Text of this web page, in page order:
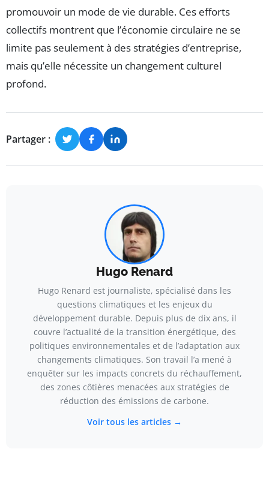
promouvoir un mode de vie durable. Ces efforts
collectifs montrent que l’économie circulaire ne se
limite pas seulement à des stratégies d’entreprise,
mais qu’elle nécessite un changement culturel
profond.
Partager :
Hugo Renard
Hugo Renard est journaliste, spécialisé dans les
questions climatiques et les enjeux du
développement durable. Depuis plus de dix ans, il
couvre l’actualité de la transition énergétique, des
politiques environnementales et de l’adaptation aux
changements climatiques. Son travail l’a mené à
enquêter sur les impacts concrets du réchauffement,
des zones côtières menacées aux stratégies de
réduction des émissions de carbone.
Voir tous les articles →